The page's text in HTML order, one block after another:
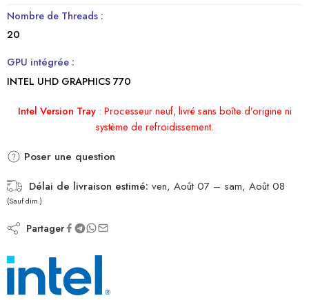
Nombre de Threads :
20
GPU intégrée :
INTEL UHD GRAPHICS 770
Intel Version Tray: Processeur neuf, livré sans boîte d’origine ni
système de refroidissement.
Poser une question
Délai de livraison estimé: ven, Août 07 – sam, Août 08
(Sauf dim.)
Partager